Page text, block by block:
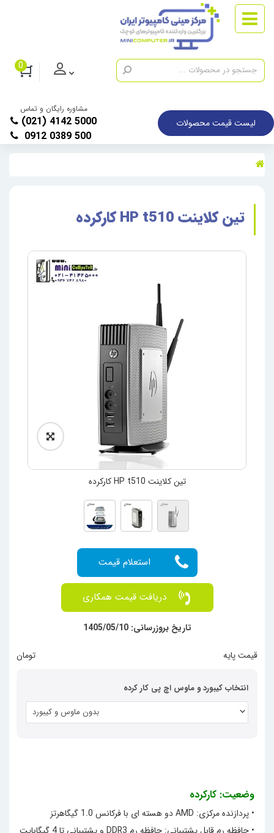
0
لیست قیمت محصولات
مشاوره رایگان و تماس
(021) 4142 5000
0912 0389 500
تین کلاینت HP t510 کارکرده
تین کلاینت HP t510 کارکرده
وضعیت: کارکرده
• پردازنده مرکزی: AMD دو هسته ای با فرکانس 1.0 گیگاهرتز
قیمت پایه   تومان
انتخاب کیبورد و ماوس اچ پی کار کرده
بدون ماوس و کیبورد
تاریخ بروزرسانی: 1405/05/10
دریافت قیمت همکاری